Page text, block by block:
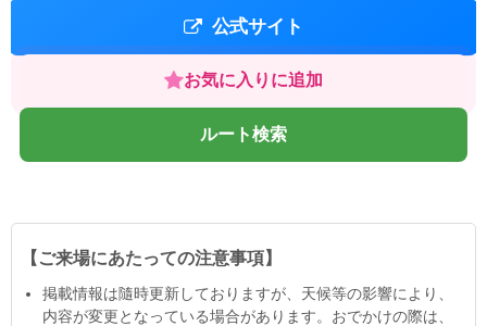
公式サイト
お気に入りに追加
ルート検索
【ご来場にあたっての注意事項】
掲載情報は隨時更新しておりますが、天候等の影響により、
内容が変更となっている場合があります。おでかけの際は、